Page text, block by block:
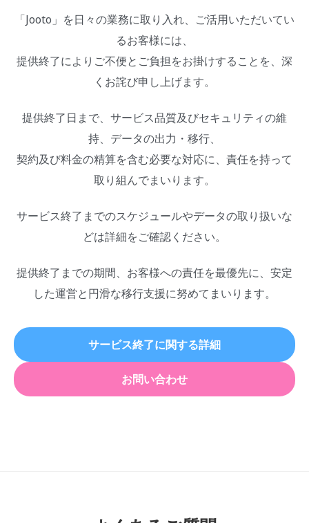
「Jooto」を日々の業務に取り入れ、ご活用いただいてい
るお客様には、
提供終了によりご不便とご負担をお掛けすることを、深
くお詫び申し上げます。
提供終了日まで、サービス品質及びセキュリティの維
持、データの出力・移行、
契約及び料金の精算を含む必要な対応に、責任を持って
取り組んでまいります。
サービス終了までのスケジュールやデータの取り扱いな
どは詳細をご確認ください。
提供終了までの期間、お客様への責任を最優先に、安定
した運営と円滑な移行支援に努めてまいります。
サービス終了に関する詳細
お問い合わせ